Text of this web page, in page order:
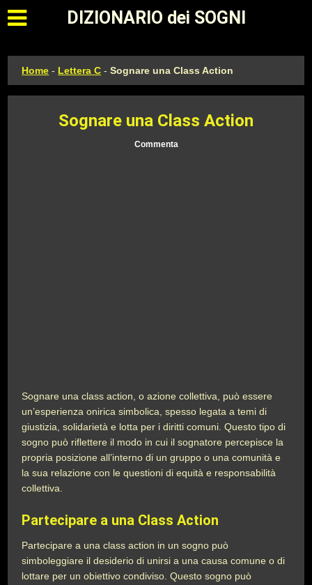
Apri il menu principale
DIZIONARIO dei SOGNI
Home - Lettera C -Sognare una Class Action
Sognare una Class Action
Commenta
Sognare una class action, o azione collettiva, può essere
un’esperienza onirica simbolica, spesso legata a temi di
giustizia, solidarietà e lotta per i diritti comuni. Questo tipo di
sogno può riflettere il modo in cui il sognatore percepisce la
propria posizione all’interno di un gruppo o una comunità e
la sua relazione con le questioni di equità e responsabilità
collettiva.
Partecipare a una Class Action
Partecipare a una class action in un sogno può
simboleggiare il desiderio di unirsi a una causa comune o di
lottare per un obiettivo condiviso. Questo sogno può